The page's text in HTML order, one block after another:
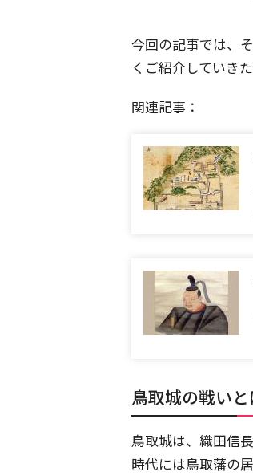
今回の記事では、
くご紹介していき
関連記事：
鳥取城の戦いと
鳥取城は、織田信
時代には鳥取藩の